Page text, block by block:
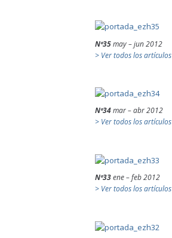
Nº35may – jun 2012
> Ver todos los artículos
Nº34mar – abr 2012
> Ver todos los artículos
Nº33ene – feb 2012
> Ver todos los artículos